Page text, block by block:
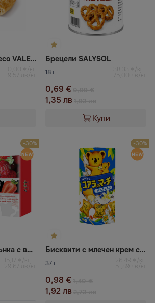
Патти с пуешко месо VALESTO
10,00 €/кг
19,57 лв/кг
Брецели SALYSOL
18 г 38,33 €/кг
75,00 лв/кг
0,69 €
1,35 лв
Купи
-30%
Мочи с двойна плънка с вкус на ягода и мляко
15,17 €/кг
29,67 лв/кг
-30%
Бисквити с млечен крем с вкус на ванилия Koala's March
37 г 26,49 €/кг
51,89 лв/кг
0,98 €
1,92 лв